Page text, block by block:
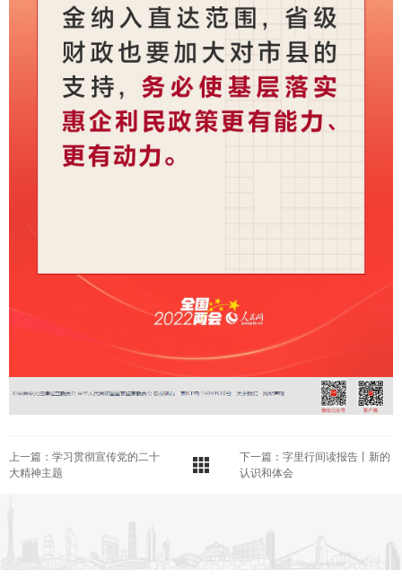
上一篇：学习贯彻宣传党的二十
大精神主题
下一篇：字里行间读报告丨新的
认识和体会